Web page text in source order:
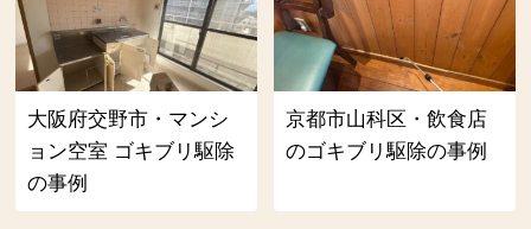
大阪府交野市・マンシ
ョン空室 ゴキブリ駆除
の事例
京都市山科区・飲食店
のゴキブリ駆除の事例